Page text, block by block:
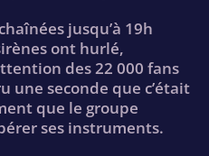
jusqu’à 19h
ont hurlé,
des 22 000 fans
une seconde que c’était
que le groupe
ses instruments.